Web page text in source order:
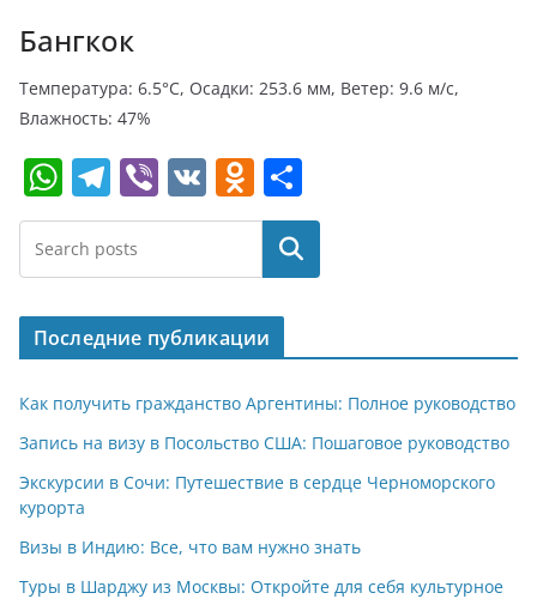
Бангкок
Температура: 6.5°C, Осадки: 253.6 мм, Ветер: 9.6 м/с,
Влажность: 47%
W
h
at
s
A
p
p
T
el
e
gr
a
m
Vi
b
V
K
O
d
o
kl
a
ss
ni
ki
т
п
р
в
и
т
ь
Поиск
Последние публикации
Как получить гражданство Аргентины: Полное руководство
Запись на визу в Посольство США: Пошаговое руководство
Экскурсии в Сочи: Путешествие в сердце Черноморского
курорта
Визы в Индию: Все, что вам нужно знать
Туры в Шарджу из Москвы: Откройте для себя культурное